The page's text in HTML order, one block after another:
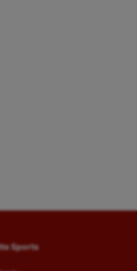
Sports